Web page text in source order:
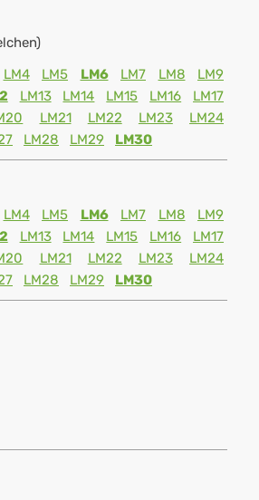
LM4 LM5 LM6 LM7 LM8
LM9
LM13 LM14 LM15 LM16
LM17
LM21 LM22 LM23
LM24
LM28 LM29 LM30
LM4 LM5 LM6 LM7 LM8
LM9
LM13 LM14 LM15 LM16
LM17
LM21 LM22 LM23
LM24
LM28 LM29 LM30